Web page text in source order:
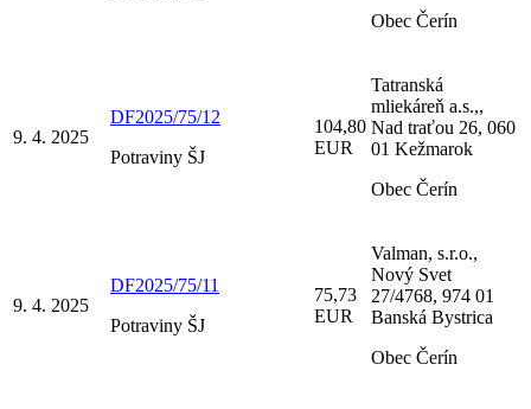
Obec Čerín
9. 4. 2025
DF2025/75/12
Potraviny ŠJ
104,80
EUR
Tatranská
mliekáreň a.s.,,
Nad traťou 26, 060
01 Kežmarok
Obec Čerín
9. 4. 2025
DF2025/75/11
Potraviny ŠJ
75,73
EUR
Valman, s.r.o.,
Nový Svet
27/4768, 974 01
Banská Bystrica
Obec Čerín